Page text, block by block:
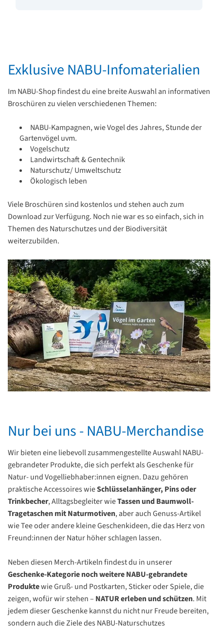
Exklusive NABU-Infomaterialien
Im NABU-Shop findest du eine breite Auswahl an informativen
Broschüren zu vielen verschiedenen Themen:
NABU-Kampagnen, wie Vogel des Jahres, Stunde der
Gartenvögel uvm.
Vogelschutz
Landwirtschaft & Gentechnik
Naturschutz/ Umweltschutz
Ökologisch leben
Viele Broschüren sind kostenlos und stehen auch zum
Download zur Verfügung. Noch nie war es so einfach, sich in
Themen des Naturschutzes und der Biodiversität
weiterzubilden.
Nur bei uns - NABU-Merchandise
Wir bieten eine liebevoll zusammengestellte Auswahl NABU-
gebrandeter Produkte, die sich perfekt als Geschenke für
Natur- und Vogel­liebhaber:innen eignen. Dazu gehören
praktische Accessoires wieSchlüsselanhänger, Pins oder
Trinkbecher, Alltagsbegleiter wieTassen und Baumwoll-
Tragetaschen mit Natur­motiven, aber auch Genuss-Artikel
wie Tee oder andere kleine Geschenkideen, die das Herz von
Freund:innen der Natur höher schlagen lassen.
Neben diesen Merch-Artikeln findest du in unserer
Geschenke-Kategorie noch weitere NABU-gebrandete
Produktewie Gruß- und Postkarten, Sticker oder Spiele, die
zeigen, wofür wir stehen – NATUR erleben und schützen. Mit
jedem dieser Geschenke kannst du nicht nur Freude bereiten,
sondern auch die Ziele des NABU-Naturschutzes